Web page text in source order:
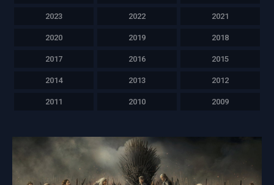
2023 2022 2021
2020 2019 2018
2017 2016 2015
2014 2013 2012
2011 2010 2009